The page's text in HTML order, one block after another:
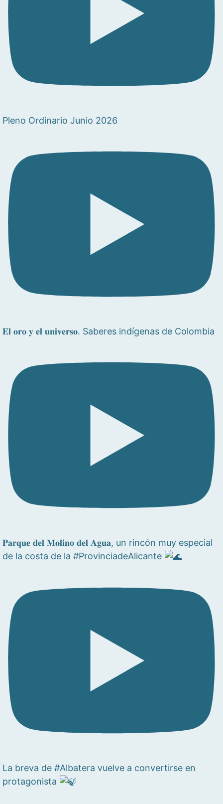
Pleno Ordinario Junio 2026
𝐄𝐥 𝐨𝐫𝐨 𝐲 𝐞𝐥 𝐮𝐧𝐢𝐯𝐞𝐫𝐬𝐨. Saberes indígenas de Colombia
𝐏𝐚𝐫𝐪𝐮𝐞 𝐝𝐞𝐥 𝐌𝐨𝐥𝐢𝐧𝐨 𝐝𝐞𝐥 𝐀𝐠𝐮𝐚, un rincón muy especial
de la costa de la #ProvinciadeAlicante
La breva de #Albatera vuelve a convertirse en
protagonista